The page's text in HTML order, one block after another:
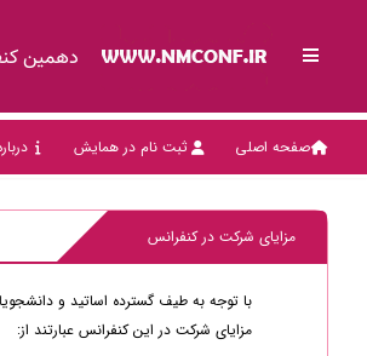
دهمین
صفحه اصلی ثبت نام در همایش
مزایای شرکت در کنفرانس
با توجه به طیف گسترده اساتید و
مزایای شرکت در این کنفرانس عبارتند از: